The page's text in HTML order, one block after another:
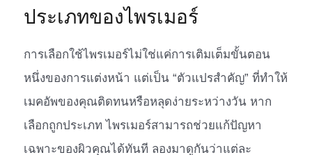
ประเภทของไพรเมอร์
การเลือกใช้ไพรเมอร์ไม่ใช่แค่การเติมเต็มขั้นตอน
หนึ่งของการแต่งหน้า แต่เป็น “ตัวแปรสำคัญ” ที่ทำให้
เมคอัพของคุณติดทนหรือหลุดง่ายระหว่างวัน หาก
เลือกถูกประเภท ไพรเมอร์สามารถช่วยแก้ปัญหา
เฉพาะของผิวคุณได้ทันที ลองมาดูกันว่าแต่ละ